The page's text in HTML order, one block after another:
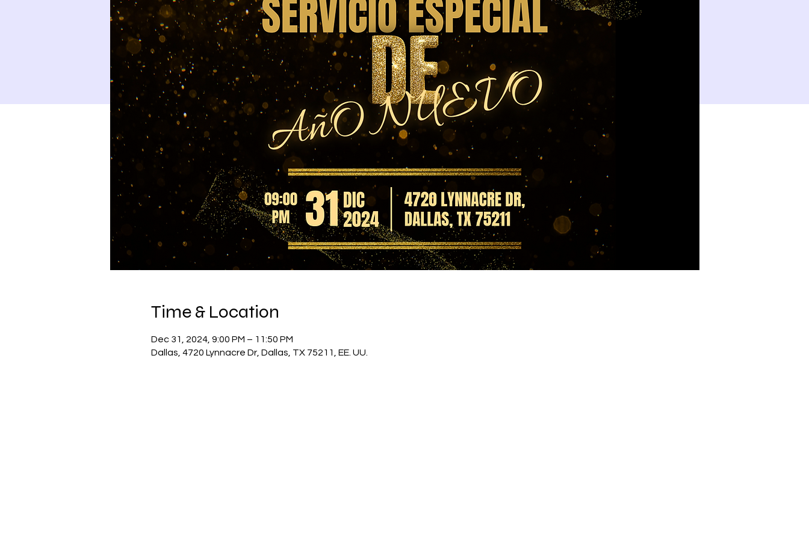
Time & Location
Dec 31, 2024, 9:00 PM – 11:50 PM
Dallas, 4720 Lynnacre Dr, Dallas, TX 75211, EE. UU.